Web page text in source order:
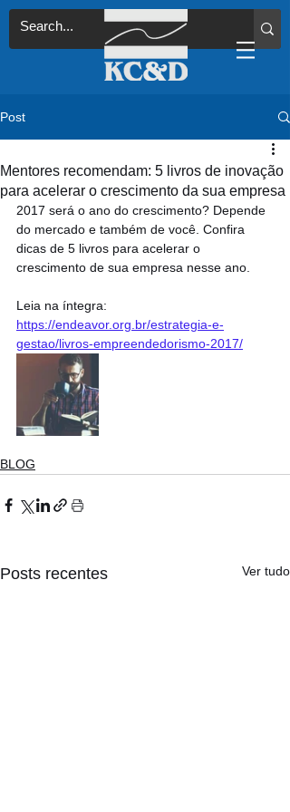
Post
Mentores recomendam: 5 livros de inovação
para acelerar o crescimento da sua empresa
2017 será o ano do crescimento? Depende
do mercado e também de você. Confira
dicas de 5 livros para acelerar o
crescimento de sua empresa nesse ano.
Leia na íntegra:
https://endeavor.org.br/estrategia-e-
gestao/livros-empreendedorismo-2017/
BLOG
Posts recentes Ver tudo